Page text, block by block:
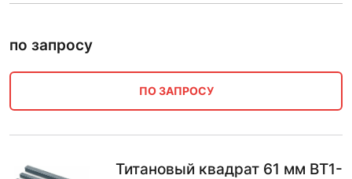
по запросу
ПО ЗАПРОСУ
Титановый квадрат 61 мм ВТ1-